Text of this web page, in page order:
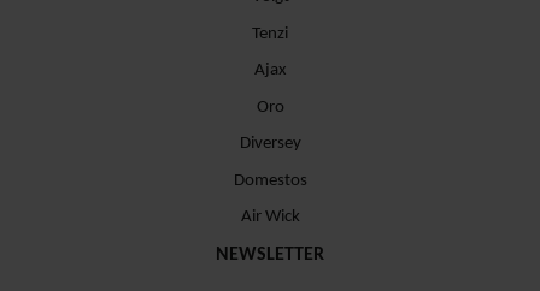
Tenzi
Ajax
Oro
Diversey
Domestos
Air Wick
NEWSLETTER